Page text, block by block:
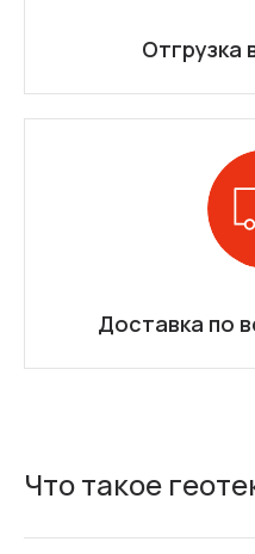
Отгрузка
Доставка по
Что такое